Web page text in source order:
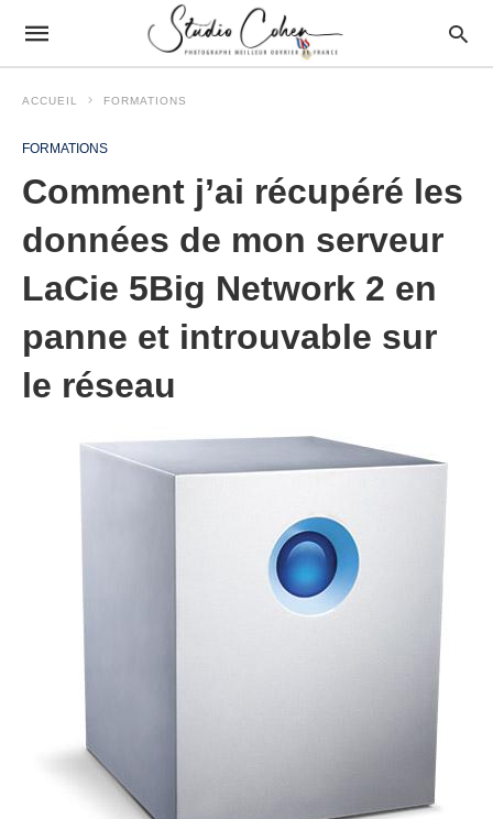
ACCUEIL FORMATIONS
FORMATIONS
Comment j’ai récupéré les
données de mon serveur
LaCie 5Big Network 2 en
panne et introuvable sur
le réseau